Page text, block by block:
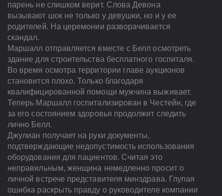
парень не слишком верит. Слова Девона
вызывают шок не только у девушки, но и у ее
родителей. На церемонии разворачивается
скандал.
Маршалл отправляется вместе с Белл осмотреть
здание для строительства бесплатного госпиталя.
Во время осмотра территории главе аукционов
становится плохо. Только благодаря
квалифицированной помощи мужчина выживает.
Теперь Маршалл госпитализирован в Честейн, где
за его состоянием здоровья продолжит следить
лично Белл.
Джулиан получает на руки документы,
подтверждающие недопустимость использования
оборудования для пациентов. Считая это
неправильным, женщина немедленно просит о
личной встрече представителя минздрава. Глупая
ошибка раскрыть правду о руководителе компании